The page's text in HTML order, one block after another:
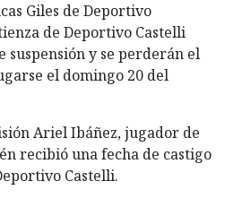
Giles de Deportivo
de Deportivo Castelli
suspensión y se perderán el
el domingo 20 del
Ariel Ibáñez, jugador de
recibió una fecha de castigo
Castelli.